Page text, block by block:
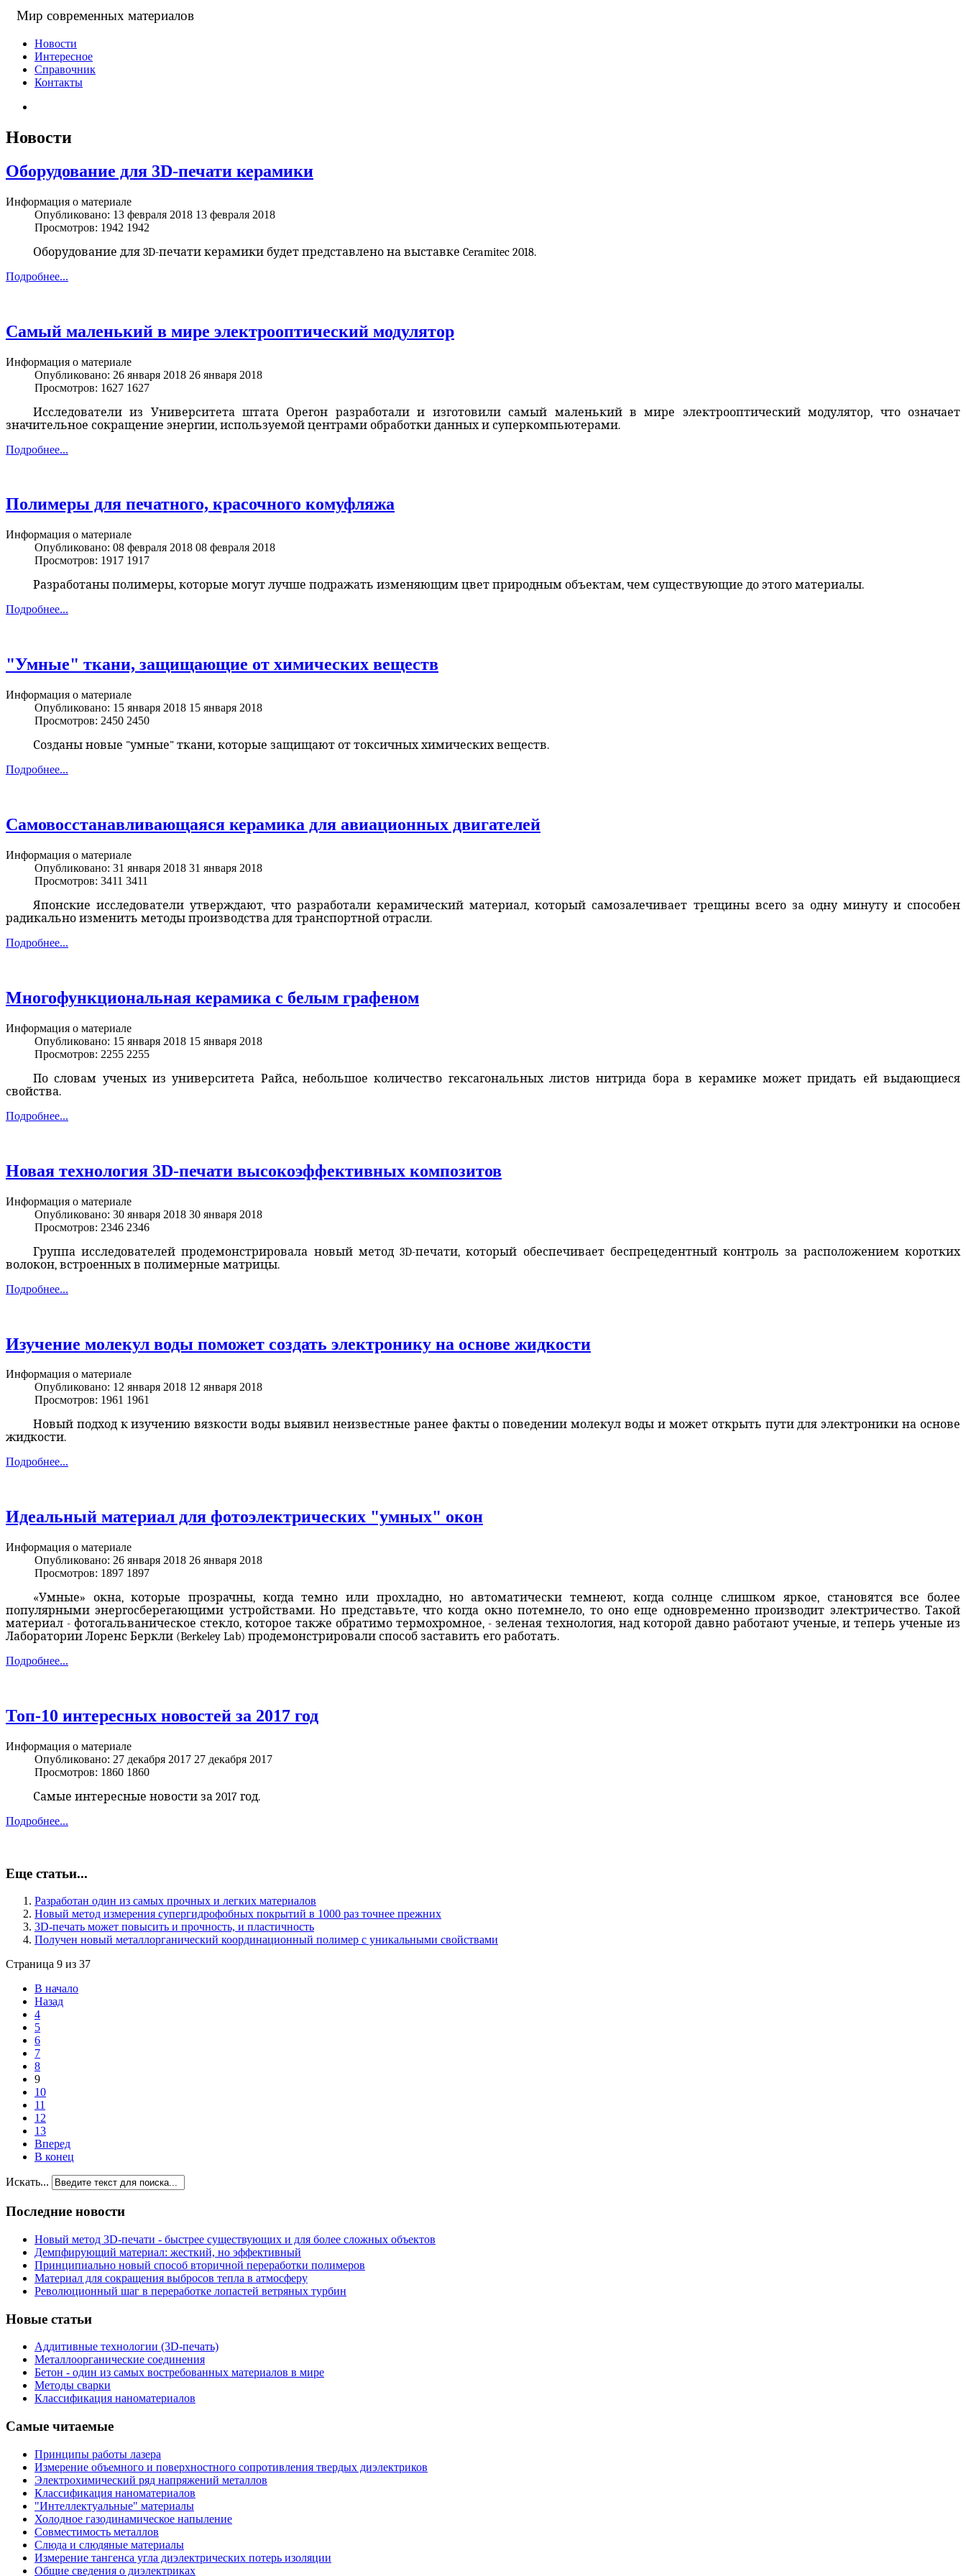
Мир современных материалов
Новости
Интересное
Справочник
Контакты
Новости
Оборудование для 3D-печати керамики
Информация о материале
Опубликовано: 13 февраля 2018 13 февраля 2018
Просмотров: 1942 1942
Оборудование для 3D-печати керамики будет представлено на выставке Ceramitec 2018.
Подробнее...
Cамый маленький в мире электрооптический модулятор
Информация о материале
Опубликовано: 26 января 2018 26 января 2018
Просмотров: 1627 1627
Исследователи из Университета штата Орегон разработали и изготовили самый маленький в мире электрооптический модулятор, что означает
значительное сокращение энергии, используемой центрами обработки данных и суперкомпьютерами.
Подробнее...
Полимеры для печатного, красочного комуфляжа
Информация о материале
Опубликовано: 08 февраля 2018 08 февраля 2018
Просмотров: 1917 1917
Разработаны полимеры, которые могут лучше подражать изменяющим цвет природным объектам, чем существующие до этого материалы.
Подробнее...
"Умные" ткани, защищающие от химических веществ
Информация о материале
Опубликовано: 15 января 2018 15 января 2018
Просмотров: 2450 2450
Созданы новые "умные" ткани, которые защищают от токсичных химических веществ.
Подробнее...
Самовосстанавливающаяся керамика для авиационных двигателей
Информация о материале
Опубликовано: 31 января 2018 31 января 2018
Просмотров: 3411 3411
Японские исследователи утверждают, что разработали керамический материал, который самозалечивает трещины всего за одну минуту и способен
радикально изменить методы производства для транспортной отрасли.
Подробнее...
Многофункциональная керамика с белым графеном
Информация о материале
Опубликовано: 15 января 2018 15 января 2018
Просмотров: 2255 2255
По словам ученых из университета Райса, небольшое количество гексагональных листов нитрида бора в керамике может придать ей выдающиеся
свойства.
Подробнее...
Новая технология 3D-печати высокоэффективных композитов
Информация о материале
Опубликовано: 30 января 2018 30 января 2018
Просмотров: 2346 2346
Группа исследователей продемонстрировала новый метод 3D-печати, который обеспечивает беспрецедентный контроль за расположением коротких
волокон, встроенных в полимерные матрицы.
Подробнее...
Изучение молекул воды поможет создать электронику на основе жидкости
Информация о материале
Опубликовано: 12 января 2018 12 января 2018
Просмотров: 1961 1961
Новый подход к изучению вязкости воды выявил неизвестные ранее факты о поведении молекул воды и может открыть пути для электроники на основе
жидкости.
Подробнее...
Идеальный материал для фотоэлектрических "умных" окон
Информация о материале
Опубликовано: 26 января 2018 26 января 2018
Просмотров: 1897 1897
«Умные» окна, которые прозрачны, когда темно или прохладно, но автоматически темнеют, когда солнце слишком яркое, становятся все более
популярными энергосберегающими устройствами. Но представьте, что когда окно потемнело, то оно еще одновременно производит электричество. Такой
материал - фотогальваническое стекло, которое также обратимо термохромное, - зеленая технология, над которой давно работают ученые, и теперь ученые из
Лаборатории Лоренс Беркли (Berkeley Lab) продемонстрировали способ заставить его работать.
Подробнее...
Топ-10 интересных новостей за 2017 год
Информация о материале
Опубликовано: 27 декабря 2017 27 декабря 2017
Просмотров: 1860 1860
Самые интересные новости за 2017 год.
Подробнее...
Еще статьи...
Разработан один из самых прочных и легких материалов
Новый метод измерения супергидрофобных покрытий в 1000 раз точнее прежних
3D-печать может повысить и прочность, и пластичность
Получен новый металлорганический координационный полимер с уникальными свойствами
Страница 9 из 37
В начало
Назад
4
5
6
7
8
9
10
11
12
13
Вперед
В конец
Искать...
Последние новости
Новый метод 3D-печати - быстрее существующих и для более сложных объектов
Демпфирующий материал: жесткий, но эффективный
Принципиально новый способ вторичной переработки полимеров
Материал для сокращения выбросов тепла в атмосферу
Революционный шаг в переработке лопастей ветряных турбин
Новые статьи
Аддитивные технологии (3D-печать)
Металлоорганические соединения
Бетон - один из самых востребованных материалов в мире
Методы сварки
Классификация наноматериалов
Самые читаемые
Принципы работы лазера
Измерение объемного и поверхностного сопротивления твердых диэлектриков
Электрохимический ряд напряжений металлов
Классификация наноматериалов
"Интеллектуальные" материалы
Холодное газодинамическое напыление
Совместимость металлов
Слюда и слюдяные материалы
Измерение тангенса угла диэлектрических потерь изоляции
Общие сведения о диэлектриках